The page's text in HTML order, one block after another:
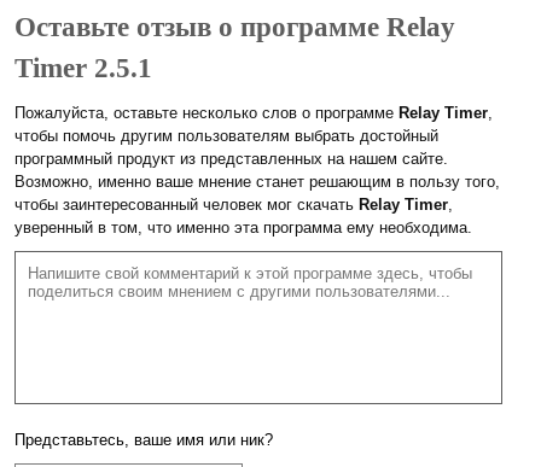
Оставьте отзыв о программе Relay
Timer 2.5.1
Пожалуйста, оставьте несколько слов о программе Relay Timer,
чтобы помочь другим пользователям выбрать достойный
программный продукт из представленных на нашем сайте.
Возможно, именно ваше мнение станет решающим в пользу того,
чтобы заинтересованный человек мог скачать Relay Timer,
уверенный в том, что именно эта программа ему необходима.
Представьтесь, ваше имя или ник?